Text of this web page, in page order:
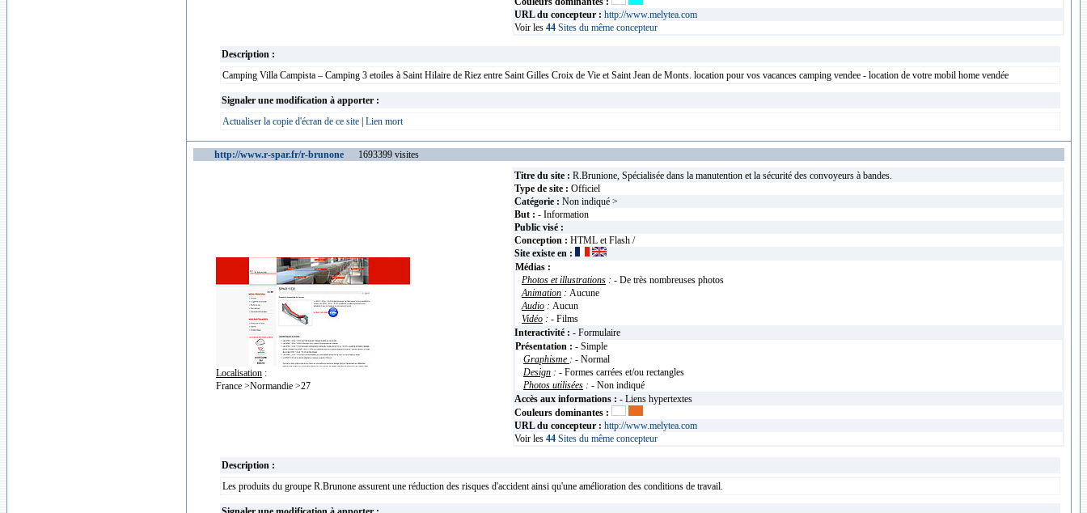
URL du concepteur : http://www.melytea.com
Voir les 44 Sites du même concepteur
Description :
Camping Villa Campista – Camping 3 etoiles à Saint Hilaire de Riez entre Saint Gilles Croix de Vie et Saint Jean de Monts. location pour vos vacances camping vendee - location de votre mobil home vendée
Signaler une modification à apporter :
Actualiser la copie d'écran de ce site Lien mort
http://www.r-spar.fr/r-brunone 1693399 visites
Localisation :
France >Normandie >27
Titre du site : R.Brunione, Spécialisée dans la manutention et la sécurité des convoyeurs à bandes.
Type de site : Officiel
Catégorie : Non indiqué >
But : - Information
Public visé :
Conception : HTML et Flash /
Site existe en :
Médias :
Photos et illustrations : - De très nombreuses photos
Animation : Aucune
Audio : Aucun
Vidéo : - Films
Interactivité : - Formulaire
Présentation : - Simple
Graphisme : - Normal
Design : - Formes carrées et/ou rectangles
Photos utilisées : - Non indiqué
Accès aux informations : - Liens hypertextes
Couleurs dominantes :
URL du concepteur : http://www.melytea.com
Voir les 44 Sites du même concepteur
Description :
Les produits du groupe R.Brunone assurent une réduction des risques d'accident ainsi qu'une amélioration des conditions de travail.